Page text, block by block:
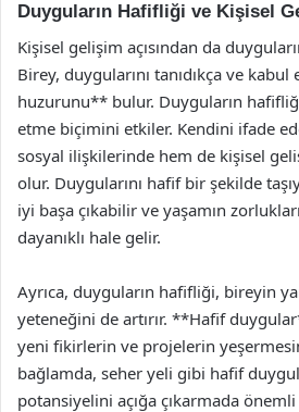
Duyguların Hafifliği ve Kişisel
Kişisel gelişim açısından da
Birey, duygularını tanıdıkça ve
huzurunu** bulur. Duyguların
etme biçimini etkiler. Kendini ifade
sosyal ilişkilerinde hem de kişisel
olur. Duygularını hafif bir şekilde
iyi başa çıkabilir ve yaşamın
dayanıklı hale gelir.
Ayrıca, duyguların hafifliği, bireyin
yeteneğini de artırır. **Hafif
yeni fikirlerin ve projelerin
bağlamda, seher yeli gibi hafif
potansiyelini açığa çıkarmada